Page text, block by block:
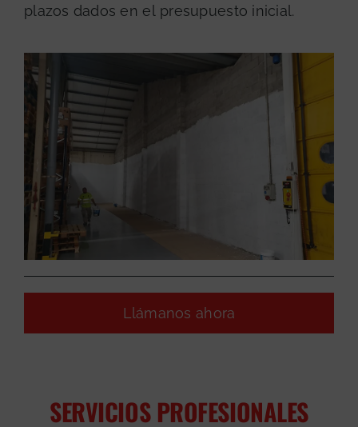
plazos dados en el presupuesto inicial.
Llámanos ahora
SERVICIOS PROFESIONALES